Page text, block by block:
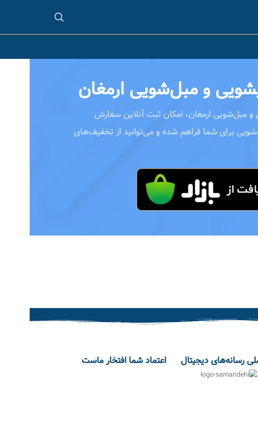
و مبل‌شویی ارمغان
و مبل‌شویی ارمغان، امکان ثبت آنلاین سفارش
برای شما فراهم شده و می‌توانید از تخفیف‌های
رسانه‌های دیجیتال اعتماد شما افتخار ماست